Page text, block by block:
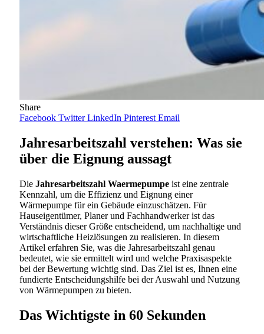
Share
Facebook Twitter LinkedIn Pinterest Email
Jahresarbeitszahl verstehen: Was sie
über die Eignung aussagt
Die Jahresarbeitszahl Waermepumpe ist eine zentrale
Kennzahl, um die Effizienz und Eignung einer
Wärmepumpe für ein Gebäude einzuschätzen. Für
Hauseigentümer, Planer und Fachhandwerker ist das
Verständnis dieser Größe entscheidend, um nachhaltige und
wirtschaftliche Heizlösungen zu realisieren. In diesem
Artikel erfahren Sie, was die Jahresarbeitszahl genau
bedeutet, wie sie ermittelt wird und welche Praxisaspekte
bei der Bewertung wichtig sind. Das Ziel ist es, Ihnen eine
fundierte Entscheidungshilfe bei der Auswahl und Nutzung
von Wärmepumpen zu bieten.
Das Wichtigste in 60 Sekunden